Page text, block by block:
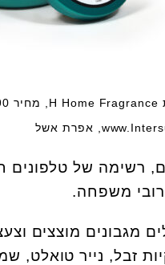
רשימה של
משפחה.
מגבונים מוצצים
זבל, נייר טואלט,